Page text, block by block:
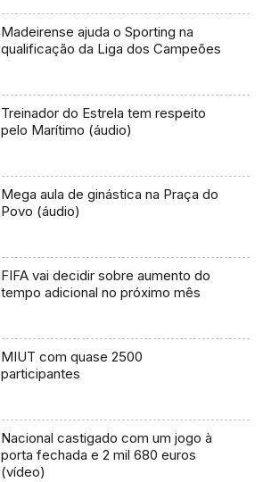
Madeirense ajuda o Sporting na
qualificação da Liga dos Campeões
Treinador do Estrela tem respeito
pelo Marítimo (áudio)
Mega aula de ginástica na Praça do
Povo (áudio)
FIFA vai decidir sobre aumento do
tempo adicional no próximo mês
MIUT com quase 2500
participantes
Nacional castigado com um jogo à
porta fechada e 2 mil 680 euros
(vídeo)